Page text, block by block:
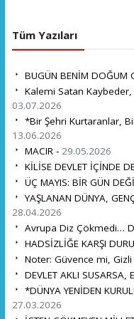
Tüm Yazıları
BUGÜN BENİM DOĞUM
Kalemi Satan
03.07.2026
*Bir Şehri Kurtaranlar,
13.06.2026
MACIR - 29.05.2026
KİLİSE DEVLET İÇİNDE
ÜÇ MAYIS: BİR GÜN
YAŞLANAN DÜNYA,
28.04.2026
Avrupa Diz Çökmedi…
HADSİZLİĞE KARŞI
Noter: Güvence mi, Gizli
DEVLET AKLI SUSARSA,
*DÜNYA YENİDEN
27.03.2026